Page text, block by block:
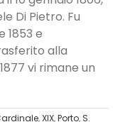
Di Pietro. Fu
1853 e
alla
vi rimane un
,XIX,Porto, S.